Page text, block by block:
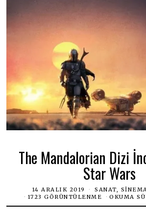
The Mandalorian Dizi
Star Wars
14 ARALIK 2019
SANAT,
1723 GÖRÜNTÜLENME
OKUMA